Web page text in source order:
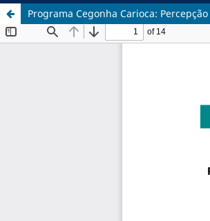
Programa Cegonha Carioca: